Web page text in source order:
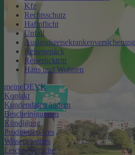
Kfz
Rechtsschutz
Haftpflicht
Unfall
Auslandsreisekrankenversicherung
Reisegepäck
Reiserücktritt
Haus und Wohnen
meineDEVK
Kontakt
Kundendaten ändern
Bescheinigungen
Kündigung
Produktservices
Wissenswertes
Leichte Sprache